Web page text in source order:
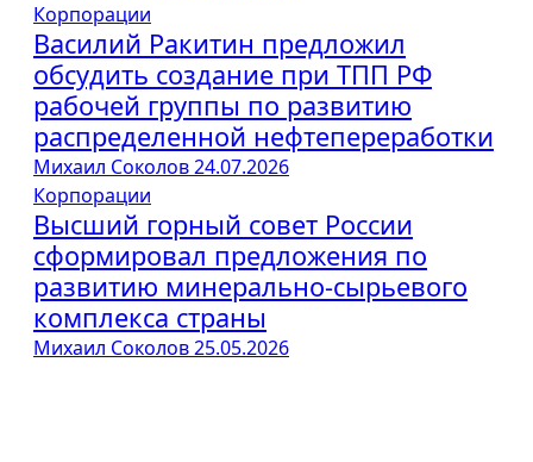
Корпорации
Василий Ракитин предложил
обсудить создание при ТПП РФ
рабочей группы по развитию
распределенной нефтепереработки
Михаил Соколов24.07.2026
Корпорации
Высший горный совет России
сформировал предложения по
развитию минерально-сырьевого
комплекса страны
Михаил Соколов25.05.2026